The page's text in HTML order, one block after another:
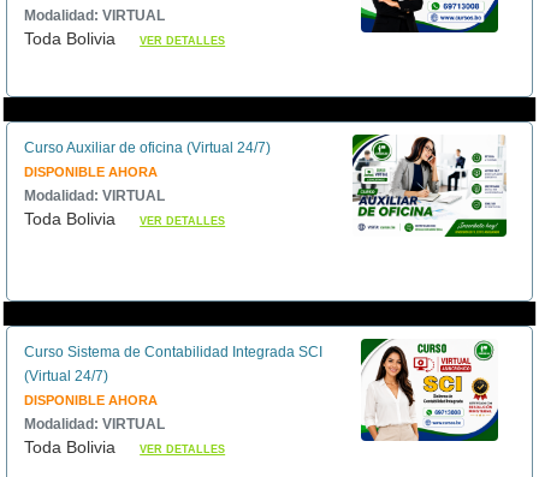
Modalidad: VIRTUAL
Toda BoliviaVER DETALLES
Curso Auxiliar de oficina (Virtual 24/7)
DISPONIBLE AHORA
Modalidad: VIRTUAL
Toda BoliviaVER DETALLES
Curso Sistema de Contabilidad Integrada SCI
(Virtual 24/7)
DISPONIBLE AHORA
Modalidad: VIRTUAL
Toda BoliviaVER DETALLES